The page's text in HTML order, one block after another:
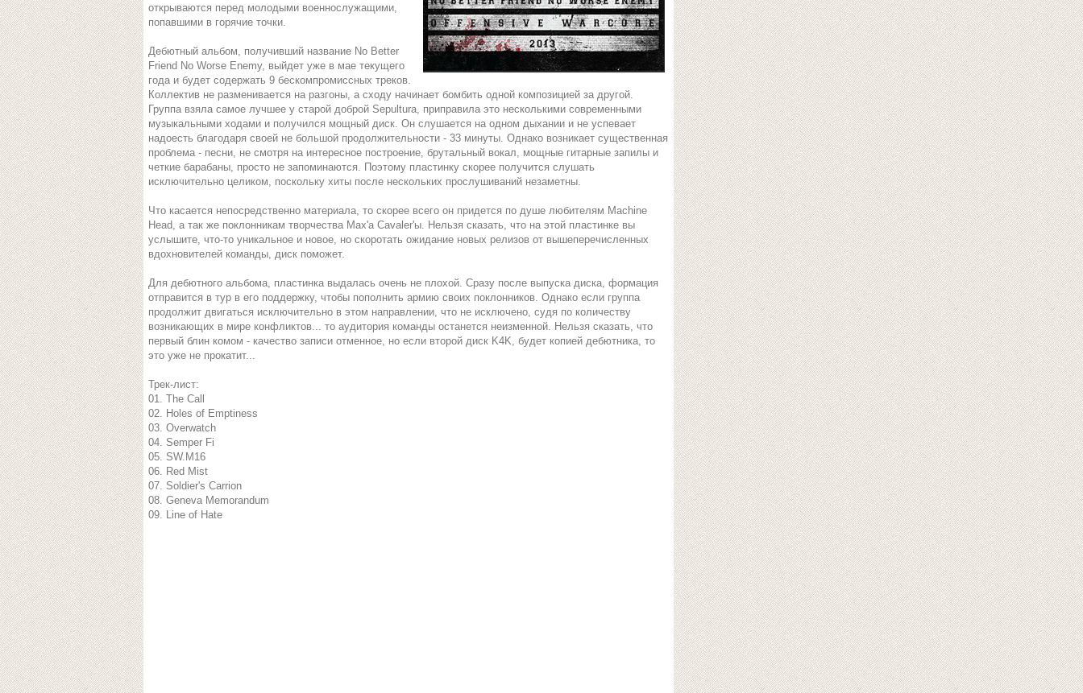
открываются перед молодыми военнослужащими,
попавшими в горячие точки.
Дебютный альбом, получивший название No Better
Friend No Worse Enemy, выйдет уже в мае текущего
года и будет содержать 9 бескомпромиссных треков.
Коллектив не разменивается на разгоны, а сходу начинает бомбить одной композицией за другой.
Группа взяла самое лучшее у старой доброй Sepultura, приправила это несколькими современными
музыкальными ходами и получился мощный диск. Он слушается на одном дыхании и не успевает
надоесть благодаря своей не большой продолжительности - 33 минуты. Однако возникает существенная
проблема - песни, не смотря на интересное построение, брутальный вокал, мощные гитарные запилы и
четкие барабаны, просто не запоминаются. Поэтому пластинку скорее получится слушать
исключительно целиком, поскольку хиты после нескольких прослушиваний незаметны.
Что касается непосредственно материала, то скорее всего он придется по душе любителям Machine
Head, а так же поклонникам творчества Max'a Cavaler'ы. Нельзя сказать, что на этой пластинке вы
услышите, что-то уникальное и новое, но скоротать ожидание новых релизов от вышеперечисленных
вдохновителей команды, диск поможет.
Для дебютного альбома, пластинка выдалась очень не плохой. Сразу после выпуска диска, формация
отправится в тур в его поддержку, чтобы пополнить армию своих поклонников. Однако если группа
продолжит двигаться исключительно в этом направлении, что не исключено, судя по количеству
возникающих в мире конфликтов... то аудитория команды останется неизменной. Нельзя сказать, что
первый блин комом - качество записи отменное, но если второй диск K4K, будет копией дебютника, то
это уже не прокатит...
Трек-лист:
01. The Call
02. Holes of Emptiness
03. Overwatch
04. Semper Fi
05. SW.M16
06. Red Mist
07. Soldier's Carrion
08. Geneva Memorandum
09. Line of Hate